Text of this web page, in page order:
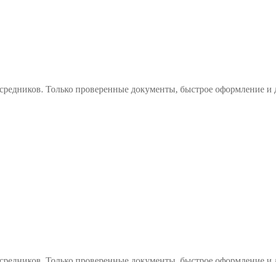
Только проверенные документы, быстрое оформление и